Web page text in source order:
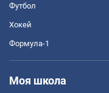
Футбол
Хокей
Формула-1
Моя школа